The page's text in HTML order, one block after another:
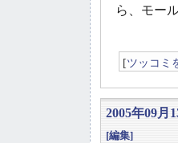
ら、モー
[ツッコミ
2005年09月
[編集]